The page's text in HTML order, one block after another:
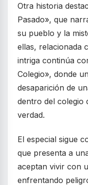
Otra historia
Pasado», que
su pueblo y la
ellas, relacionada
intriga continúa
Colegio», donde
desaparición de
dentro del colegio
verdad.
El especial sigue
que presenta a
aceptan vivir con
enfrentando